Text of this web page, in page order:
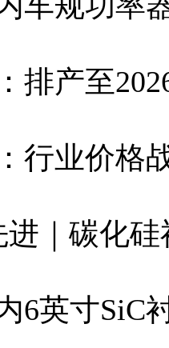
排产至
行业价格
进｜碳化硅
6英寸SiC